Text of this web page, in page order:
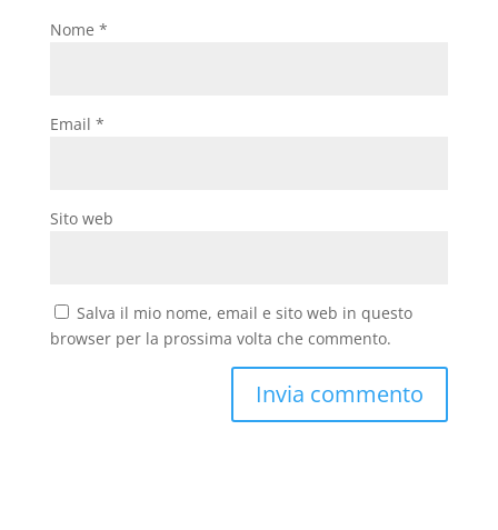
Nome *
Email *
Sito web
Salva il mio nome, email e sito web in questo
browser per la prossima volta che commento.